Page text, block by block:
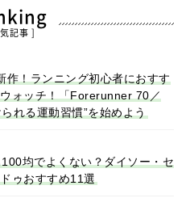
記事 ]
作！ランニング初心者におすす
ォッチ！「Forerunner 70／
れる運動習慣”を始めよう
均でよくない？ダイソー・セ
ゥおすすめ11選